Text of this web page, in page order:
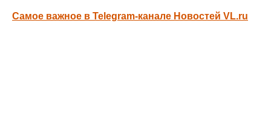
Самое важное в Telegram-канале Новостей VL.ru